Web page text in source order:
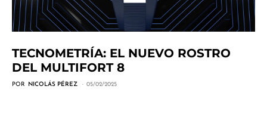
TECNOMETRÍA: EL NUEVO ROSTRO
DEL MULTIFORT 8
POR NICOLÁS PÉREZ 05/02/2025